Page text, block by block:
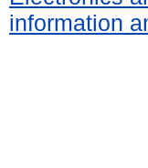
information